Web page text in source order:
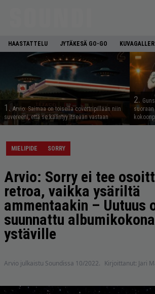
HAASTATTELU JYTÄKESÄ GO-GO
1. Arvio: Saimaa on toisella covertripillään niin
suvereeni, että se kääntyy itseään vastaan
2.
MIELIPIDE SORRY
Arvio: Sorry ei tee
retroa, vaikka ysäriltä
ammentaakin – Uutuus
suunnattu
ystäville
Arvio julkaistu Soundissa 10/2022. Kirjoittanut: Jari